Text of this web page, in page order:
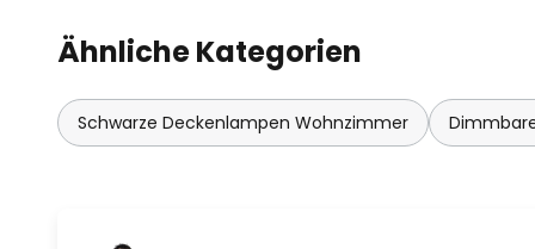
Ähnliche Kategorien
Schwarze Deckenlampen Wohnzimmer